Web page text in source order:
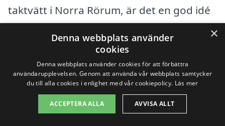
taktvätt i Norra Rörum, är det en god idé
att överväga tjänster från närliggande
städer. Det finns flera kompetenta
företag som kan erbjuda taktvätt, och att
jämföra olika alternativ kan hjälpa dig att
få det bästa erbjudandet.
×
Denna webbplats använder
cookies
Denna webbplats använder cookies för att förbättra
användarupplevelsen. Genom att använda vår webbplats samtycker
du till alla cookies i enlighet med vår cookiepolicy. Läs mer
ACCEPTERA ALLA AVVISA ALLT